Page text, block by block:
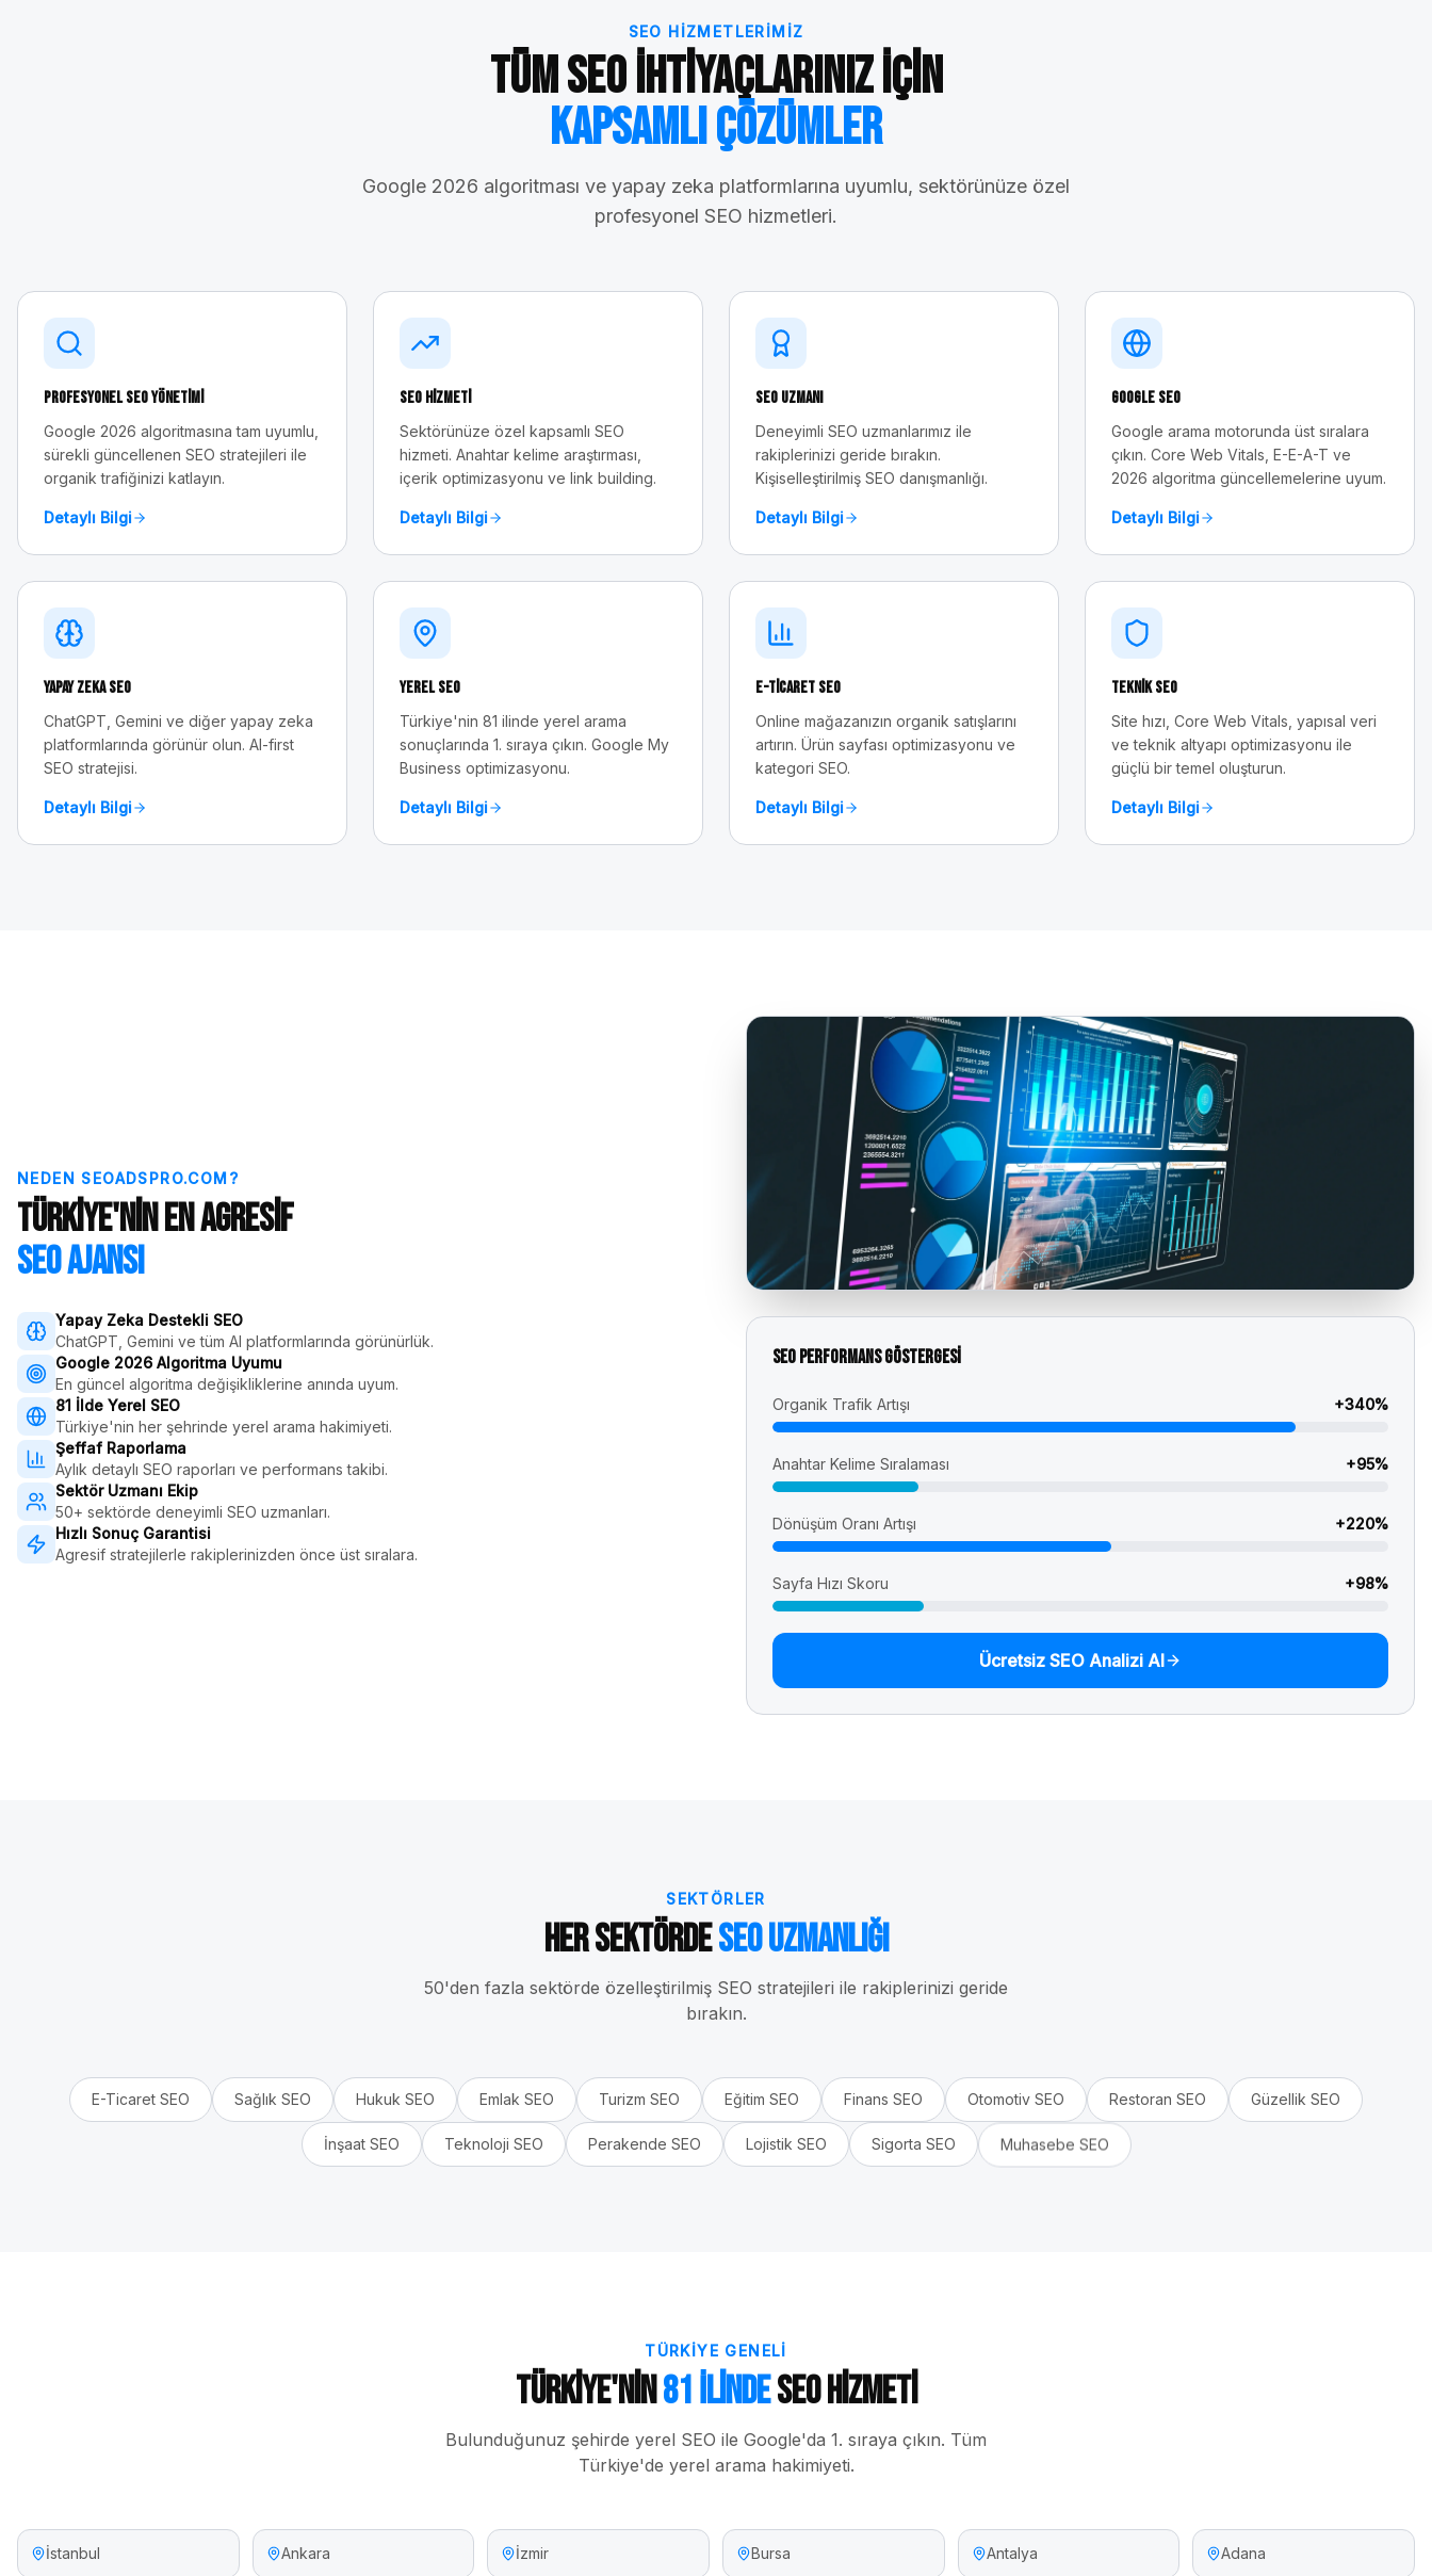
SEO HIZMETLERIMIZ
Tüm SEO İhtiyaçlarınız İçin
Kapsamlı Çözümler
Google 2026 algoritması ve yapay zeka platformlarına uyumlu, sektörünüze özel
profesyonel SEO hizmetleri.
Profesyonel SEO Yönetimi
Google 2026 algoritmasına tam uyumlu,
sürekli güncellenen SEO stratejileri ile
organik trafiğinizi katlayın.
Detaylı Bilgi
SEO Hizmeti
Sektörünüze özel kapsamlı SEO
hizmeti. Anahtar kelime araştırması,
içerik optimizasyonu ve link building.
Detaylı Bilgi
SEO Uzmanı
Deneyimli SEO uzmanlarımız ile
rakiplerinizi geride bırakın.
Kişiselleştirilmiş SEO danışmanlığı.
Detaylı Bilgi
Google SEO
Google arama motorunda üst sıralara
çıkın. Core Web Vitals, E-E-A-T ve
2026 algoritma güncellemelerine uyum.
Detaylı Bilgi
Yapay Zeka SEO
ChatGPT, Gemini ve diğer yapay zeka
platformlarında görünür olun. AI-first
SEO stratejisi.
Detaylı Bilgi
Yerel SEO
Türkiye'nin 81 ilinde yerel arama
sonuçlarında 1. sıraya çıkın. Google My
Business optimizasyonu.
Detaylı Bilgi
E-Ticaret SEO
Online mağazanızın organik satışlarını
artırın. Ürün sayfası optimizasyonu ve
kategori SEO.
Detaylı Bilgi
Teknik SEO
Site hızı, Core Web Vitals, yapısal veri
ve teknik altyapı optimizasyonu ile
güçlü bir temel oluşturun.
Detaylı Bilgi
NEDEN SEOADSPRO.COM?
Türkiye'nin En Agresif
SEO Ajansı
Yapay Zeka Destekli SEO
ChatGPT, Gemini ve tüm AI platformlarında görünürlük.
Google 2026 Algoritma Uyumu
En güncel algoritma değişikliklerine anında uyum.
81 İlde Yerel SEO
Türkiye'nin her şehrinde yerel arama hakimiyeti.
Şeffaf Raporlama
Aylık detaylı SEO raporları ve performans takibi.
Sektör Uzmanı Ekip
50+ sektörde deneyimli SEO uzmanları.
Hızlı Sonuç Garantisi
Agresif stratejilerle rakiplerinizden önce üst sıralara.
SEO Performans Göstergesi
Organik Trafik Artışı +340%
Anahtar Kelime Sıralaması +95%
Dönüşüm Oranı Artışı +220%
Sayfa Hızı Skoru +98%
Ücretsiz SEO Analizi Al
SEKTÖRLER
Her SektördeSEO Uzmanlığı
50'den fazla sektörde özelleştirilmiş SEO stratejileri ile rakiplerinizi geride
bırakın.
E-Ticaret SEO Sağlık SEO Hukuk SEO Emlak SEO Turizm SEO Eğitim SEO Finans SEO Otomotiv SEO Restoran SEO Güzellik SEO
İnşaatSEO Teknoloji SEO Perakende SEO Lojistik SEO Sigorta SEO Muhasebe SEO
TÜRKIYE GENELI
Türkiye'nin81 İlindeSEO Hizmeti
Bulunduğunuz şehirde yerel SEO ile Google'da 1. sıraya çıkın. Tüm
Türkiye'de yerel arama hakimiyeti.
İstanbul Ankara İzmir Bursa Antalya Adana